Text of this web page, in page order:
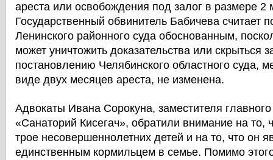
ареста или освобождения под залог в размере 2
Государственный обвинитель Бабичева считает
Ленинского районного суда обоснованным,
может уничтожить доказательства или скрыться
постановлению Челябинского областного суда,
виде двух месяцев ареста, не изменена.
Адвокаты Ивана Сорокуна, заместителя
«Санаторий Кисегач», обратили внимание на то,
трое несовершеннолетних детей и на то, что он
единственным кормильцем в семье. Помимо